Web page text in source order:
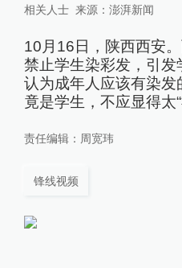
相关人士 来源： 澎湃新闻
10月16日，陕西西安
禁止学生染彩发，引发
认为成年人应该有染
竟是学生，不应显得太“
责任编辑： 周宽玮
锋线视频